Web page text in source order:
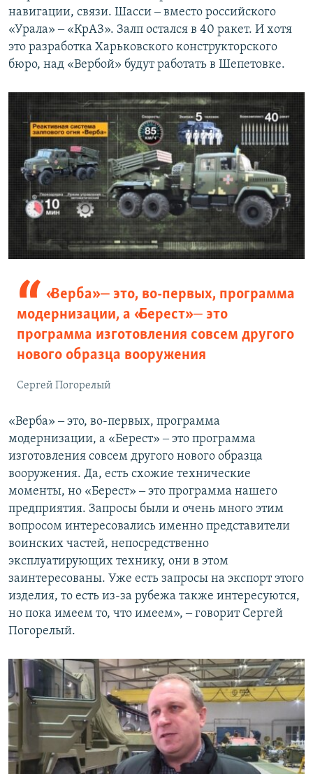
навигации, связи. Шасси ‒ вместо российского
«Урала» ‒ «КрАЗ». Залп остался в 40 ракет. И хотя
это разработка Харьковского конструкторского
бюро, над «Вербой» будут работать в Шепетовке.
«Верба» ‒ это, во-первых, программа
модернизации, а «Берест» ‒ это
программа изготовления совсем другого
нового образца вооружения
Сергей Погорелый
«Верба» ‒ это, во-первых, программа
модернизации, а «Берест» ‒ это программа
изготовления совсем другого нового образца
вооружения. Да, есть схожие технические
моменты, но «Берест» ‒ это программа нашего
предприятия. Запросы были и очень много этим
вопросом интересовались именно представители
воинских частей, непосредственно
эксплуатирующих технику, они в этом
заинтересованы. Уже есть запросы на экспорт этого
изделия, то есть из-за рубежа также интересуются,
но пока имеем то, что имеем», ‒ говорит Сергей
Погорелый.